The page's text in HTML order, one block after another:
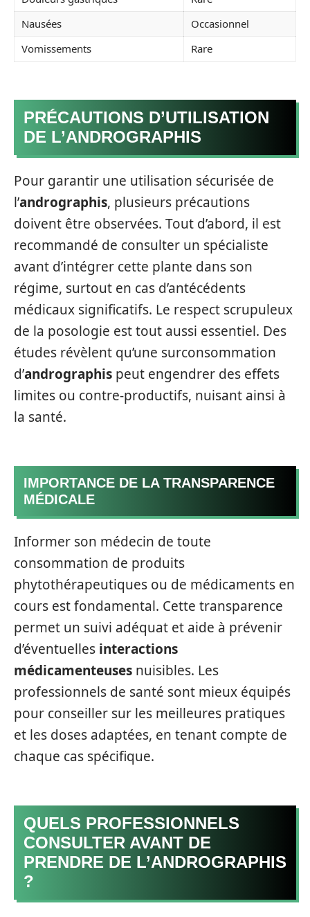
Nausées
Occasionnel
Vomissements
Rare
PRÉCAUTIONS D’UTILISATION
DE L’ANDROGRAPHIS
Pour garantir une utilisation sécurisée de
l’andrographis, plusieurs précautions
doivent être observées. Tout d’abord, il est
recommandé de consulter un spécialiste
avant d’intégrer cette plante dans son
régime, surtout en cas d’antécédents
médicaux significatifs. Le respect scrupuleux
de la posologie est tout aussi essentiel. Des
études révèlent qu’une surconsommation
d’andrographis peut engendrer des effets
limites ou contre-productifs, nuisant ainsi à
la santé.
IMPORTANCE DE LA TRANSPARENCE
MÉDICALE
Informer son médecin de toute
consommation de produits
phytothérapeutiques ou de médicaments en
cours est fondamental. Cette transparence
permet un suivi adéquat et aide à prévenir
d’éventuelles interactions
médicamenteuses nuisibles. Les
professionnels de santé sont mieux équipés
pour conseiller sur les meilleures pratiques
et les doses adaptées, en tenant compte de
chaque cas spécifique.
QUELS PROFESSIONNELS
CONSULTER AVANT DE
PRENDRE DE L’ANDROGRAPHIS
?